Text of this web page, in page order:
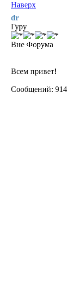
Наверх
dr
Гуру
Вне Форума
Всем привет!
Сообщений: 914